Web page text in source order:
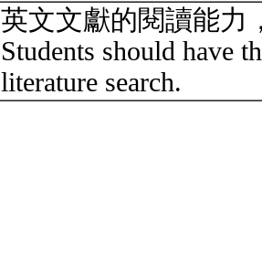
英文文獻的閱讀能力
Students should have
literature search.